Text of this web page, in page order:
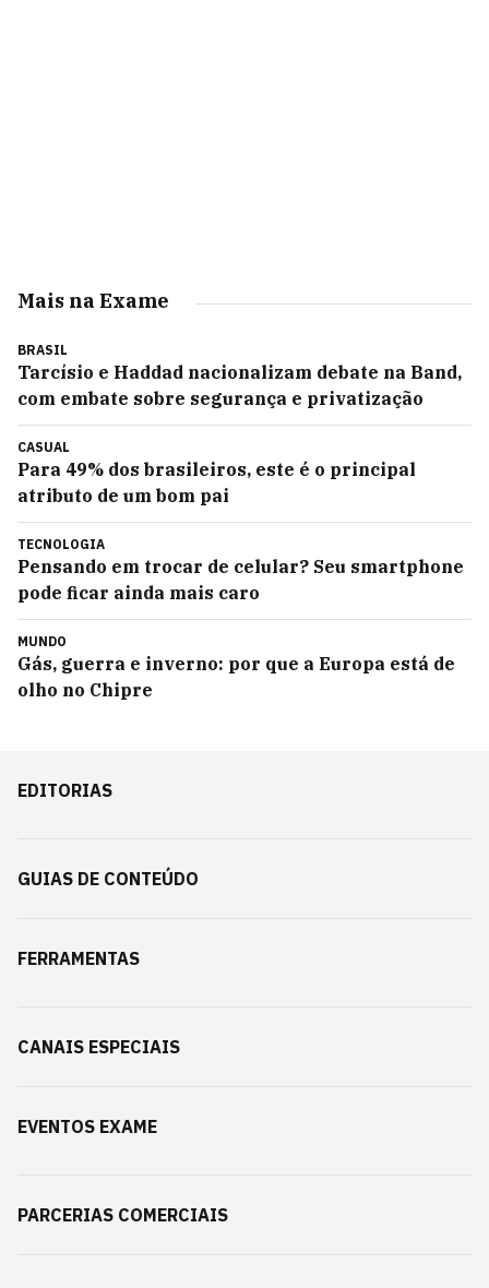
Mais na Exame
BRASIL
Tarcísio e Haddad nacionalizam debate na Band,
com embate sobre segurança e privatização
CASUAL
Para 49% dos brasileiros, este é o principal
atributo de um bom pai
TECNOLOGIA
Pensando em trocar de celular? Seu smartphone
pode ficar ainda mais caro
MUNDO
Gás, guerra e inverno: por que a Europa está de
olho no Chipre
EDITORIAS
GUIAS DE CONTEÚDO
FERRAMENTAS
CANAIS ESPECIAIS
EVENTOS EXAME
PARCERIAS COMERCIAIS